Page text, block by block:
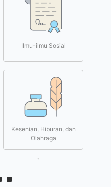
Ilmu-ilmu Sosial
Kesenian, Hiburan, dan
Olahraga